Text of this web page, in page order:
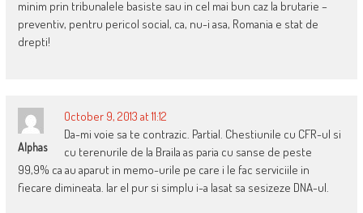
minim prin tribunalele basiste sau in cel mai bun caz la brutarie –
preventiv, pentru pericol social, ca, nu-i asa, Romania e stat de
drepti!
Alphas
October 9, 2013 at 11:12
Da-mi voie sa te contrazic. Partial. Chestiunile cu CFR-ul si
cu terenurile de la Braila as paria cu sanse de peste
99,9% ca au aparut in memo-urile pe care i le fac serviciile in
fiecare dimineata. Iar el pur si simplu i-a lasat sa sesizeze DNA-ul.